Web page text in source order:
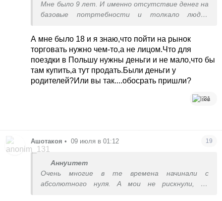
Мне было 9 лет. И именно отсутствие денег на
базовые потртебности и толкало людей
шел, кто таксовал, кто челночил на Польшу.
Потом из этого всего у людей вырастал бизнес.
Либо же не вырастал, тут уж как пойдет. Но в
любом случае это был опыт перемен.
А мне было 18 и я знаю,что пойти на рынок
торговать нужно чем-то,а не лицом.Что для
поездки в Польшу нужны деньги и не мало,что бы
там купить,а тут продать.Были деньги у
родителей?Или вы так....обосрать пришли?
31
Ашотакоя • 09 июля в 01:12 19
Аннуитет
Очень многие в те времена начинали с
абсолютного нуля. А мои не рискнули, не